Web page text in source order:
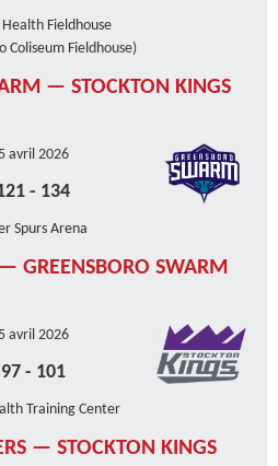
Fieldhouse
Coliseum Fieldhouse)
— STOCKTON KINGS
5 avril 2026
- 134
Spurs Arena
GREENSBORO SWARM
5 avril 2026
97- 101
Training Center
— STOCKTON KINGS